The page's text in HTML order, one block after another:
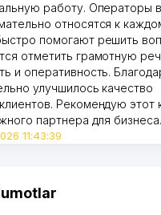
работу. Операторы
относятся к
помогают решить
отметить грамотную
и оперативность.
улучшилось качество
Рекомендую этот
партнера для бизнеса.
11:43:39